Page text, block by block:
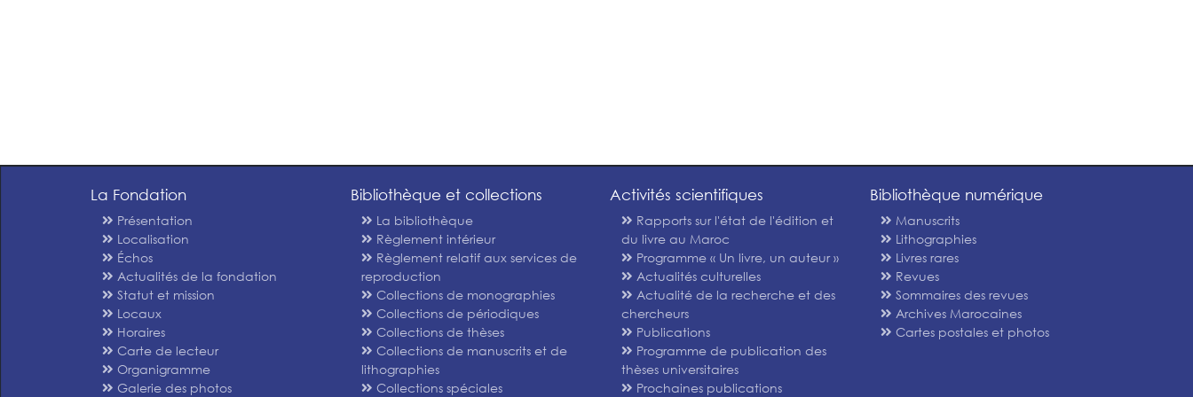
La Fondation
Présentation
Localisation
Échos
Actualités de la fondation
Statut et mission
Locaux
Horaires
Carte de lecteur
Organigramme
Galerie des photos
Bibliothèque et collections
La bibliothèque
Règlement intérieur
Règlement relatif aux services de
reproduction
Collections de monographies
Collections de périodiques
Collections de thèses
Collections de manuscrits et de
lithographies
Collections spéciales
Activités scientifiques
Rapports sur l'état de l'édition et
du livre au Maroc
Programme « Un livre, un auteur »
Actualités culturelles
Actualité de la recherche et des
chercheurs
Publications
Programme de publication des
thèses universitaires
Prochaines publications
Bibliothèque numérique
Manuscrits
Lithographies
Livres rares
Revues
Sommaires des revues
Archives Marocaines
Cartes postales et photos